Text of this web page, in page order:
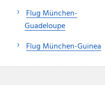
Flug München-
Guadeloupe
Flug München-Guinea